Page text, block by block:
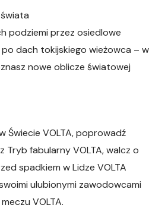
podziemi przez osiedlowe
dach tokijskiego wieżowca – w
nowe oblicze światowej
Świecie VOLTA, poprowadź
Tryb fabularny VOLTA, walcz o
spadkiem w Lidze VOLTA
ulubionymi zawodowcami
VOLTA.